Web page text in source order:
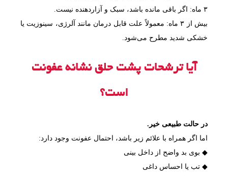
۳ ماه: اگر باقی مانده باشد، سبک و آزاردهنده نیست.
بیش از ۳ ماه: معمولاً علت قابل درمان مانند آلرژی، سینوزیت یا
خشکی شدید مطرح می‌شود.
آیا ترشحات پشت حلق نشانه عفونت
است؟
در حالت طبیعی خیر.
اما اگر همراه با علائم زیر باشد، احتمال عفونت وجود دارد:
◆ بوی بد واضح از داخل بینی
◆ تب یا احساس داغی